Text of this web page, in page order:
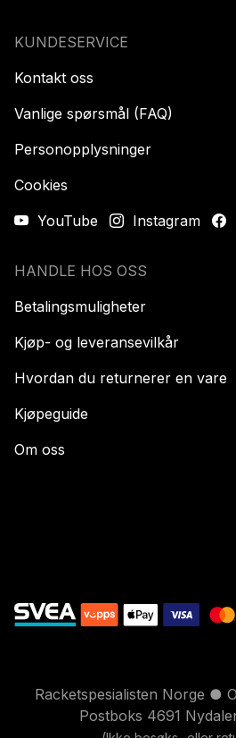
KUNDESERVICE
Kontakt oss
Vanlige spørsmål (FAQ)
Personopplysninger
Cookies
YouTube
Instagram
HANDLE HOS OSS
Betalingsmuligheter
Kjøp- og leveransevilkår
Hvordan du returnerer en vare
Kjøpeguide
Om oss
Racketspesialisten Norge ●
Postboks 4691